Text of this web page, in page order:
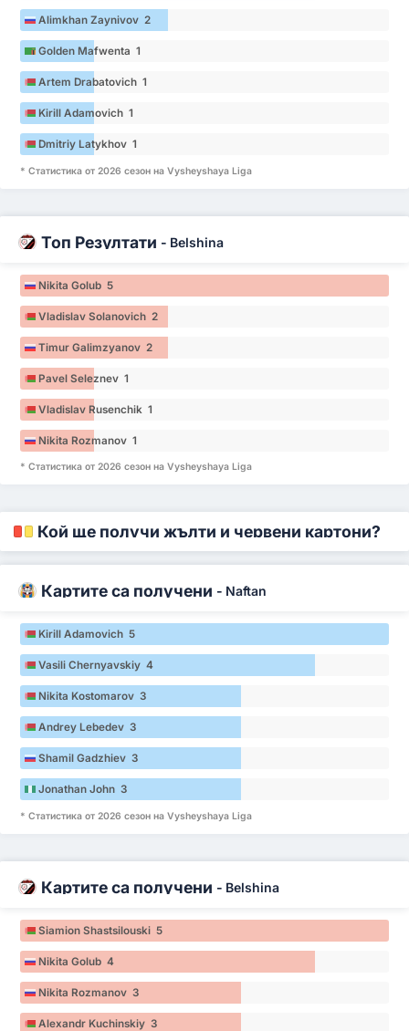
Alimkhan Zaynivov 2
Golden Mafwenta 1
Artem Drabatovich 1
Kirill Adamovich 1
Dmitriy Latykhov 1
* Статистика от 2026 сезон на Vysheyshaya Liga
Топ Резултати - Belshina
Nikita Golub 5
Vladislav Solanovich 2
Timur Galimzyanov 2
Pavel Seleznev 1
Vladislav Rusenchik 1
Nikita Rozmanov 1
* Статистика от 2026 сезон на Vysheyshaya Liga
Кой ще получи жълти и червени картони?
Картите са получени - Naftan
Kirill Adamovich 5
Vasili Chernyavskiy 4
Nikita Kostomarov 3
Andrey Lebedev 3
Shamil Gadzhiev 3
Jonathan John 3
* Статистика от 2026 сезон на Vysheyshaya Liga
Картите са получени - Belshina
Siamion Shastsilouski 5
Nikita Golub 4
Nikita Rozmanov 3
Alexandr Kuchinskiy 3